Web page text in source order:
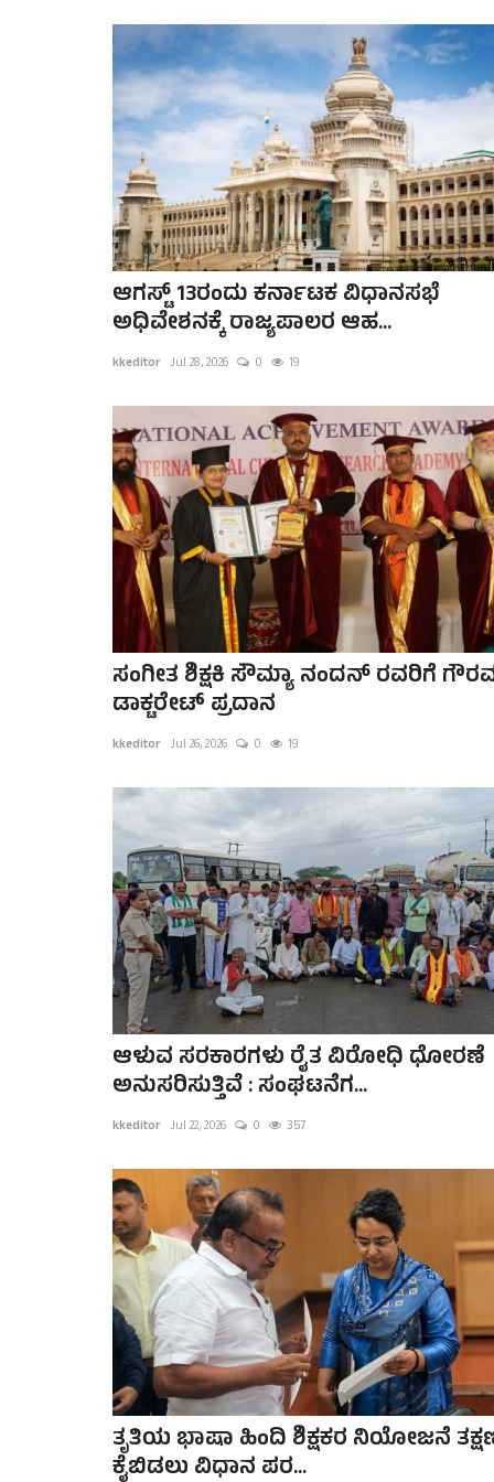
ಆಗಸ್ಟ್ 13ರಂದು ಕರ್ನಾಟಕ ವಿಧಾನಸಭೆ
ಅಧಿವೇಶನಕ್ಕೆ ರಾಜ್ಯಪಾಲರ ಆಹ...
kkeditor Jul 28, 2026 0 19
ಸಂಗೀತ ಶಿಕ್ಷಕಿ ಸೌಮ್ಯಾ ನಂದನ್ ರವರಿಗೆ
ಡಾಕ್ಟರೇಟ್ ಪ್ರದಾನ
kkeditor Jul 26, 2026 0 19
ಆಳುವ ಸರಕಾರಗಳು ರೈತ ವಿರೋಧಿ ಧೋರಣೆ
ಅನುಸರಿಸುತ್ತಿವೆ : ಸಂಘಟನೆಗ...
kkeditor Jul 22, 2026 0 357
ತೃತಿಯ ಭಾಷಾ ಹಿಂದಿ ಶಿಕ್ಷಕರ ನಿಯೋಜನೆ
ಕೈಬಿಡಲು ವಿಧಾನ ಪರ...